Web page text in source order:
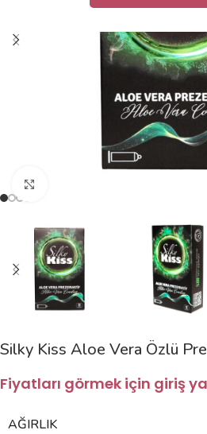
Silky Kiss Aloe Vera Özlü
Fiyatları görmek için giriş
AĞIRLIK